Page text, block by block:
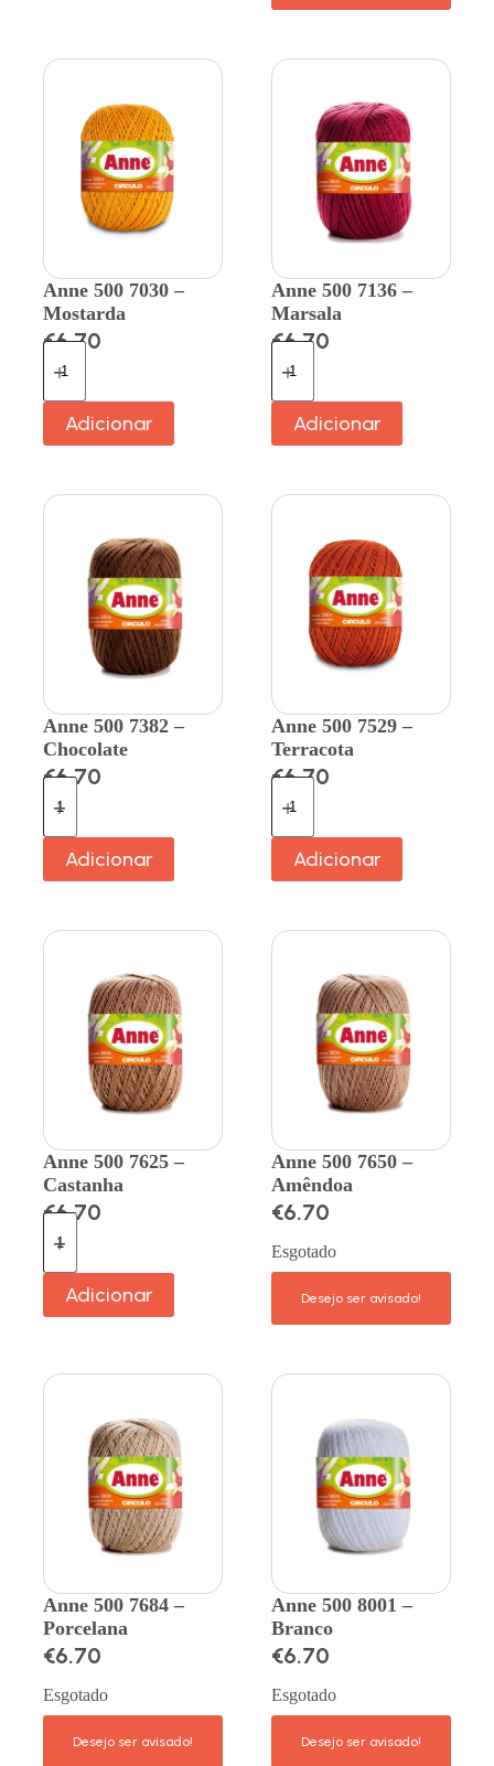
Anne 500 7030 –
Mostarda
€6.70
Adicionar
Anne 500 7136 –
Marsala
€6.70
Adicionar
Anne 500 7382 –
Chocolate
€6.70
Adicionar
Anne 500 7529 –
Terracota
€6.70
Adicionar
Anne 500 7625 –
Castanha
€6.70
Adicionar
Anne 500 7650 –
Amêndoa
€6.70
Esgotado
Anne 500 7684 –
Porcelana
€6.70
Esgotado
Anne 500 8001 –
Branco
€6.70
Esgotado